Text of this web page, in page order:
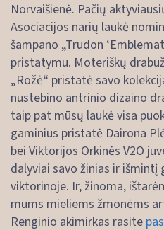
Norvaišienė. Pačių
Asociacijos narių laukė
šampano „Trudon
pristatymu. Moteriškų
„Rožė“ pristatė savo
nustebino antrinio dizaino
taip pat mūsų laukė visa
gaminius pristatė Dairona
bei Viktorijos Orkinės V2O
dalyviai savo žinias ir
viktorinoje. Ir, žinoma,
mums mieliems žmonėms
Renginio akimirkas rasite